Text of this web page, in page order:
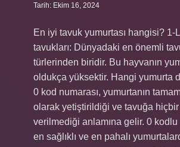
Tarih: Ekim 16, 2024
En iyi tavuk yumurtası hangisi? 1-
tavukları: Dünyadaki en önemli
türlerinden biridir. Bu hayvanın
oldukça yüksektir. Hangi yumurta
0 kod numarası, yumurtanın
olarak yetiştirildiği ve tavuğa
verilmediği anlamına gelir. 0
en sağlıklı ve en pahalı